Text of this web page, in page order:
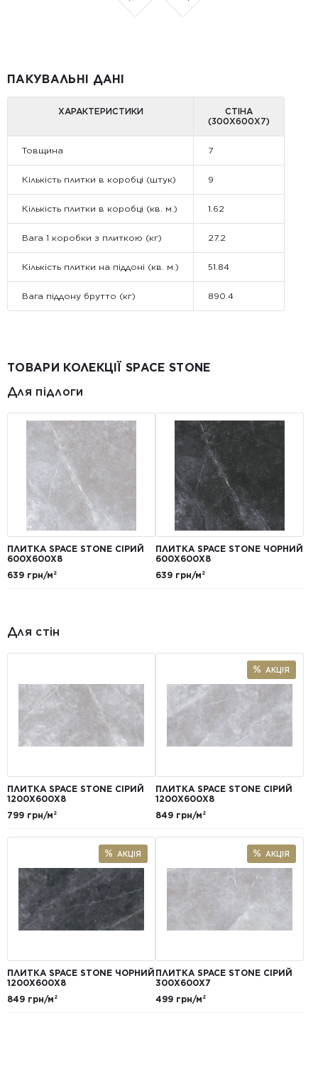
ПАКУВАЛЬНІ ДАНІ
ХАРАКТЕРИСТИКИ
СТІНА
(300X600X7)
Товщина 7
Кількість плитки в коробці (штук) 9
Кількість плитки в коробці (кв. м.) 1.62
Вага 1 коробки з плиткою (кг) 27.2
Кількість плитки на піддоні (кв. м.) 51.84
Вага піддону брутто (кг) 890.4
ТОВАРИ КОЛЕКЦІЇ SPACE STONE
Для підлоги
ПЛИТКА SPACE STONE СІРИЙ
600X600X8
639 грн/м²
ПЛИТКА SPACE STONE ЧОРНИЙ
600X600X8
639 грн/м²
Для стін
ПЛИТКА SPACE STONE СІРИЙ
1200Х600Х8
799 грн/м²
АКЦІЯ
ПЛИТКА SPACE STONE СІРИЙ
1200Х600Х8
849 грн/м²
АКЦІЯ
ПЛИТКА SPACE STONE ЧОРНИЙ
1200Х600Х8
849 грн/м²
АКЦІЯ
ПЛИТКА SPACE STONE СІРИЙ
300X600X7
499 грн/м²